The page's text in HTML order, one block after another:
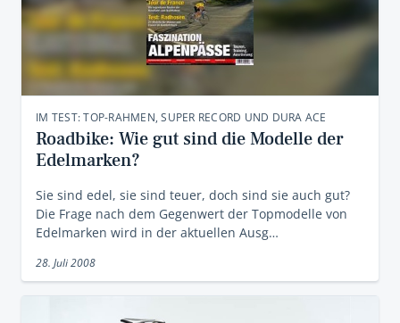
IM TEST: TOP-RAHMEN, SUPER RECORD UND DURA ACE
Roadbike: Wie gut sind die Modelle der
Edelmarken?
Sie sind edel, sie sind teuer, doch sind sie auch gut?
Die Frage nach dem Gegenwert der Topmodelle von
Edelmarken wird in der aktuellen Ausg…
28. Juli 2008